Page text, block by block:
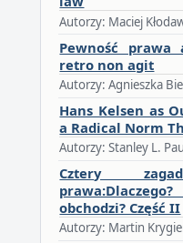
Autorzy: Maciej
Pewność prawa
retro non agit
Autorzy: Agnieszka
Hans Kelsen as
a Radical Norm
Autorzy: Stanley L.
Cztery
obchodzi? Część II
Autorzy: Martin